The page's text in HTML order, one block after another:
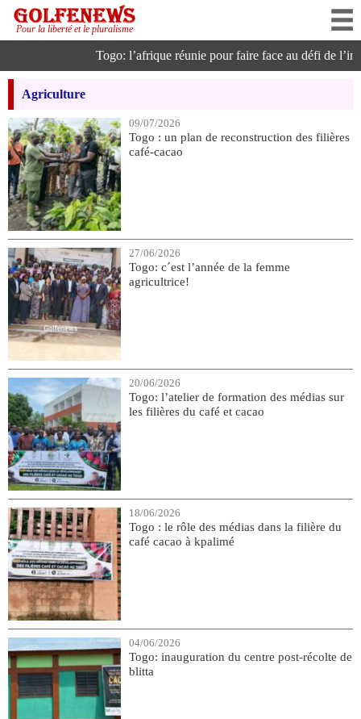
Pour la liberté et le pluralisme
Togo: l’afrique réunie pour faire face au défi de
Agriculture
09/07/2026
Togo : un plan de reconstruction des filières
café-cacao
27/06/2026
Togo: c´est l’année de la femme
agricultrice!
20/06/2026
Togo: l’atelier de formation des médias sur
les filières du café et cacao
18/06/2026
Togo : le rôle des médias dans la filière du
café cacao à kpalimé
04/06/2026
Togo: inauguration du centre post-récolte de
blitta